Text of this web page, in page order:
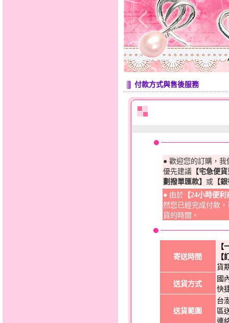
付款方式與售後服務
● 歡迎您的訂購，
優先建議 【宅急便
劃撥單匯款】 或 【
● 由於 【24小時便
然您已經完成付款
貨的時間。
寄送時間
【
【
貨
送貨方式
國
快
送貨範圍
台
區
連